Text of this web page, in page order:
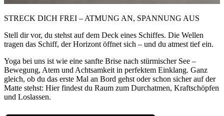
STRECK DICH FREI – ATMUNG AN, SPANNUNG AUS
Stell dir vor, du stehst auf dem Deck eines Schiffes. Die Wellen
tragen das Schiff, der Horizont öffnet sich – und du atmest tief ein.
Yoga bei uns ist wie eine sanfte Brise nach stürmischer See –
Bewegung, Atem und Achtsamkeit in perfektem Einklang. Ganz
gleich, ob du das erste Mal an Bord gehst oder schon sicher auf der
Matte stehst: Hier findest du Raum zum Durchatmen, Kraftschöpfen
und Loslassen.